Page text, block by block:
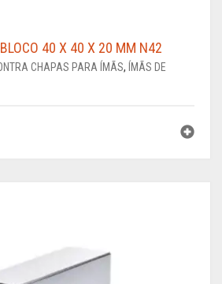
40 X 40 X 20 MM N42
CHAPAS PARA ÍMÃS, ÍMÃS DE